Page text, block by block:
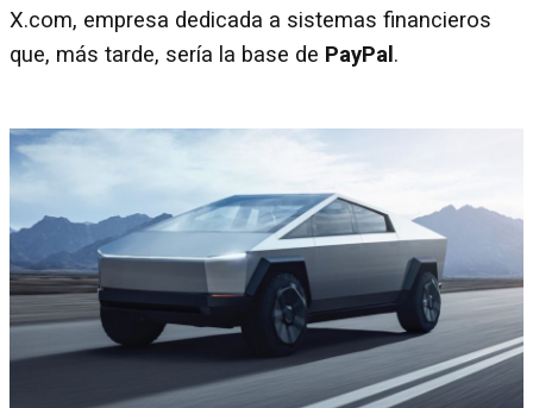
X.com, empresa dedicada a sistemas financieros
que, más tarde, sería la base de PayPal.